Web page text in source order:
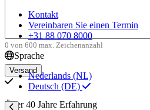
Kontakt
Vereinbaren Sie einen Termin
+31 88 070 8000
Sprache
Nederlands (NL)
Deutsch (DE)
0 von 600 max. Zeichenanzahl
Über 40 Jahre Erfahrung